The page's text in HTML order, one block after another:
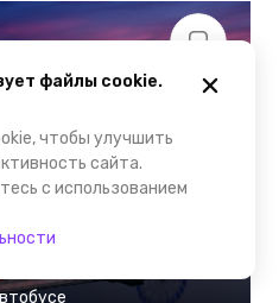
файлы cookie.
чтобы улучшить
сайта.
с использованием